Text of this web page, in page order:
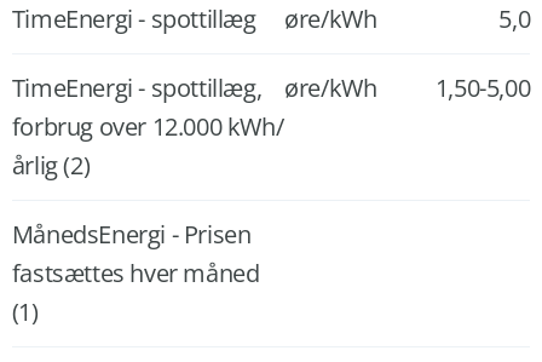
TimeEnergi - spottillæg øre/kWh 5,0
TimeEnergi - spottillæg,
forbrug over 12.000 kWh/
årlig (2)
øre/kWh 1,50-5,00
MånedsEnergi - Prisen
fastsættes hver måned
(1)